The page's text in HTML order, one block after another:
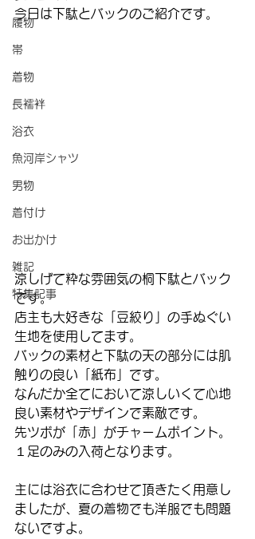
履物
帯
着物
長襦袢
浴衣
魚河岸シャツ
男物
着付け
お出かけ
雑記
特集記事
今日は下駄とバックのご紹介です。
涼しげて粋な雰囲気の桐下駄とバック
です。
店主も大好きな「豆絞り」の手ぬぐい
生地を使用してます。
バックの素材と下駄の天の部分には肌
触りの良い「紙布」です。
なんだか全てにおいて涼しいくて心地
良い素材やデザインで素敵です。
先ツボが「赤」がチャームポイント。
１足のみの入荷となります。
主には浴衣に合わせて頂きたく用意し
ましたが、夏の着物でも洋服でも問題
ないですよ。